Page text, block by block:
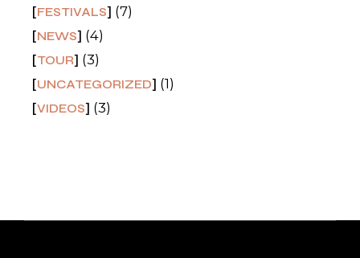
FESTIVALS (7)
NEWS (4)
TOUR (3)
UNCATEGORIZED (1)
VIDEOS (3)